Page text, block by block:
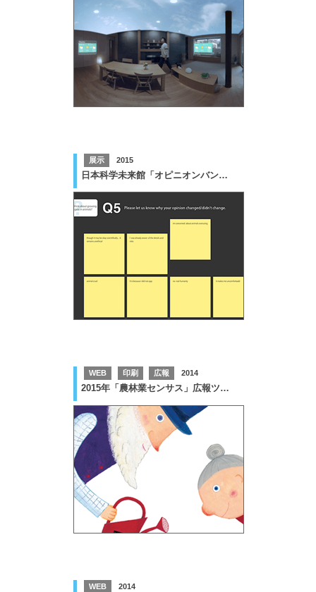
展示 2015
日本科学未来館「オピニオンバンク」
WEB 印刷 広報 2014
2015年「農林業センサス」広報ツール
WEB 2014